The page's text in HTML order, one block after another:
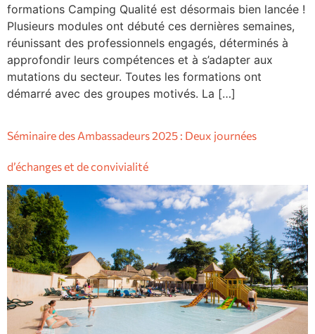
formations Camping Qualité est désormais bien lancée !
Plusieurs modules ont débuté ces dernières semaines,
réunissant des professionnels engagés, déterminés à
approfondir leurs compétences et à s’adapter aux
mutations du secteur. Toutes les formations ont
démarré avec des groupes motivés. La […]
Séminaire des Ambassadeurs 2025 : Deux journées
d’échanges et de convivialité